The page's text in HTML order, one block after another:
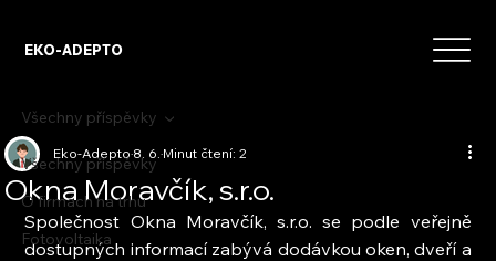
EKO-ADEPTO
Všechny příspěvky
O firmách na trhu
Fotovoltaika
Všechny příspěvky
Okna Moravčík, s.r.o.
Eko-Adepto8. 6.Minut čtení: 2
Společnost Okna Moravčík, s.r.o. se podle veřejně
dostupných informací zabývá dodávkou oken, dveří a